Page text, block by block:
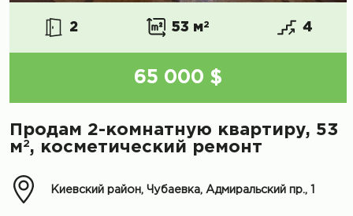
2 53 м2 4
65 000 $
Продам 2-комнатную квартиру, 53
м2, косметический ремонт
Киевский район, Чубаевка, Адмиральский пр., 1